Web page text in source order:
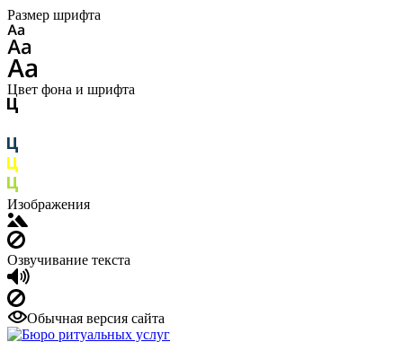
Размер шрифта
Цвет фона и шрифта
Изображения
Озвучивание текста
Обычная версия сайта